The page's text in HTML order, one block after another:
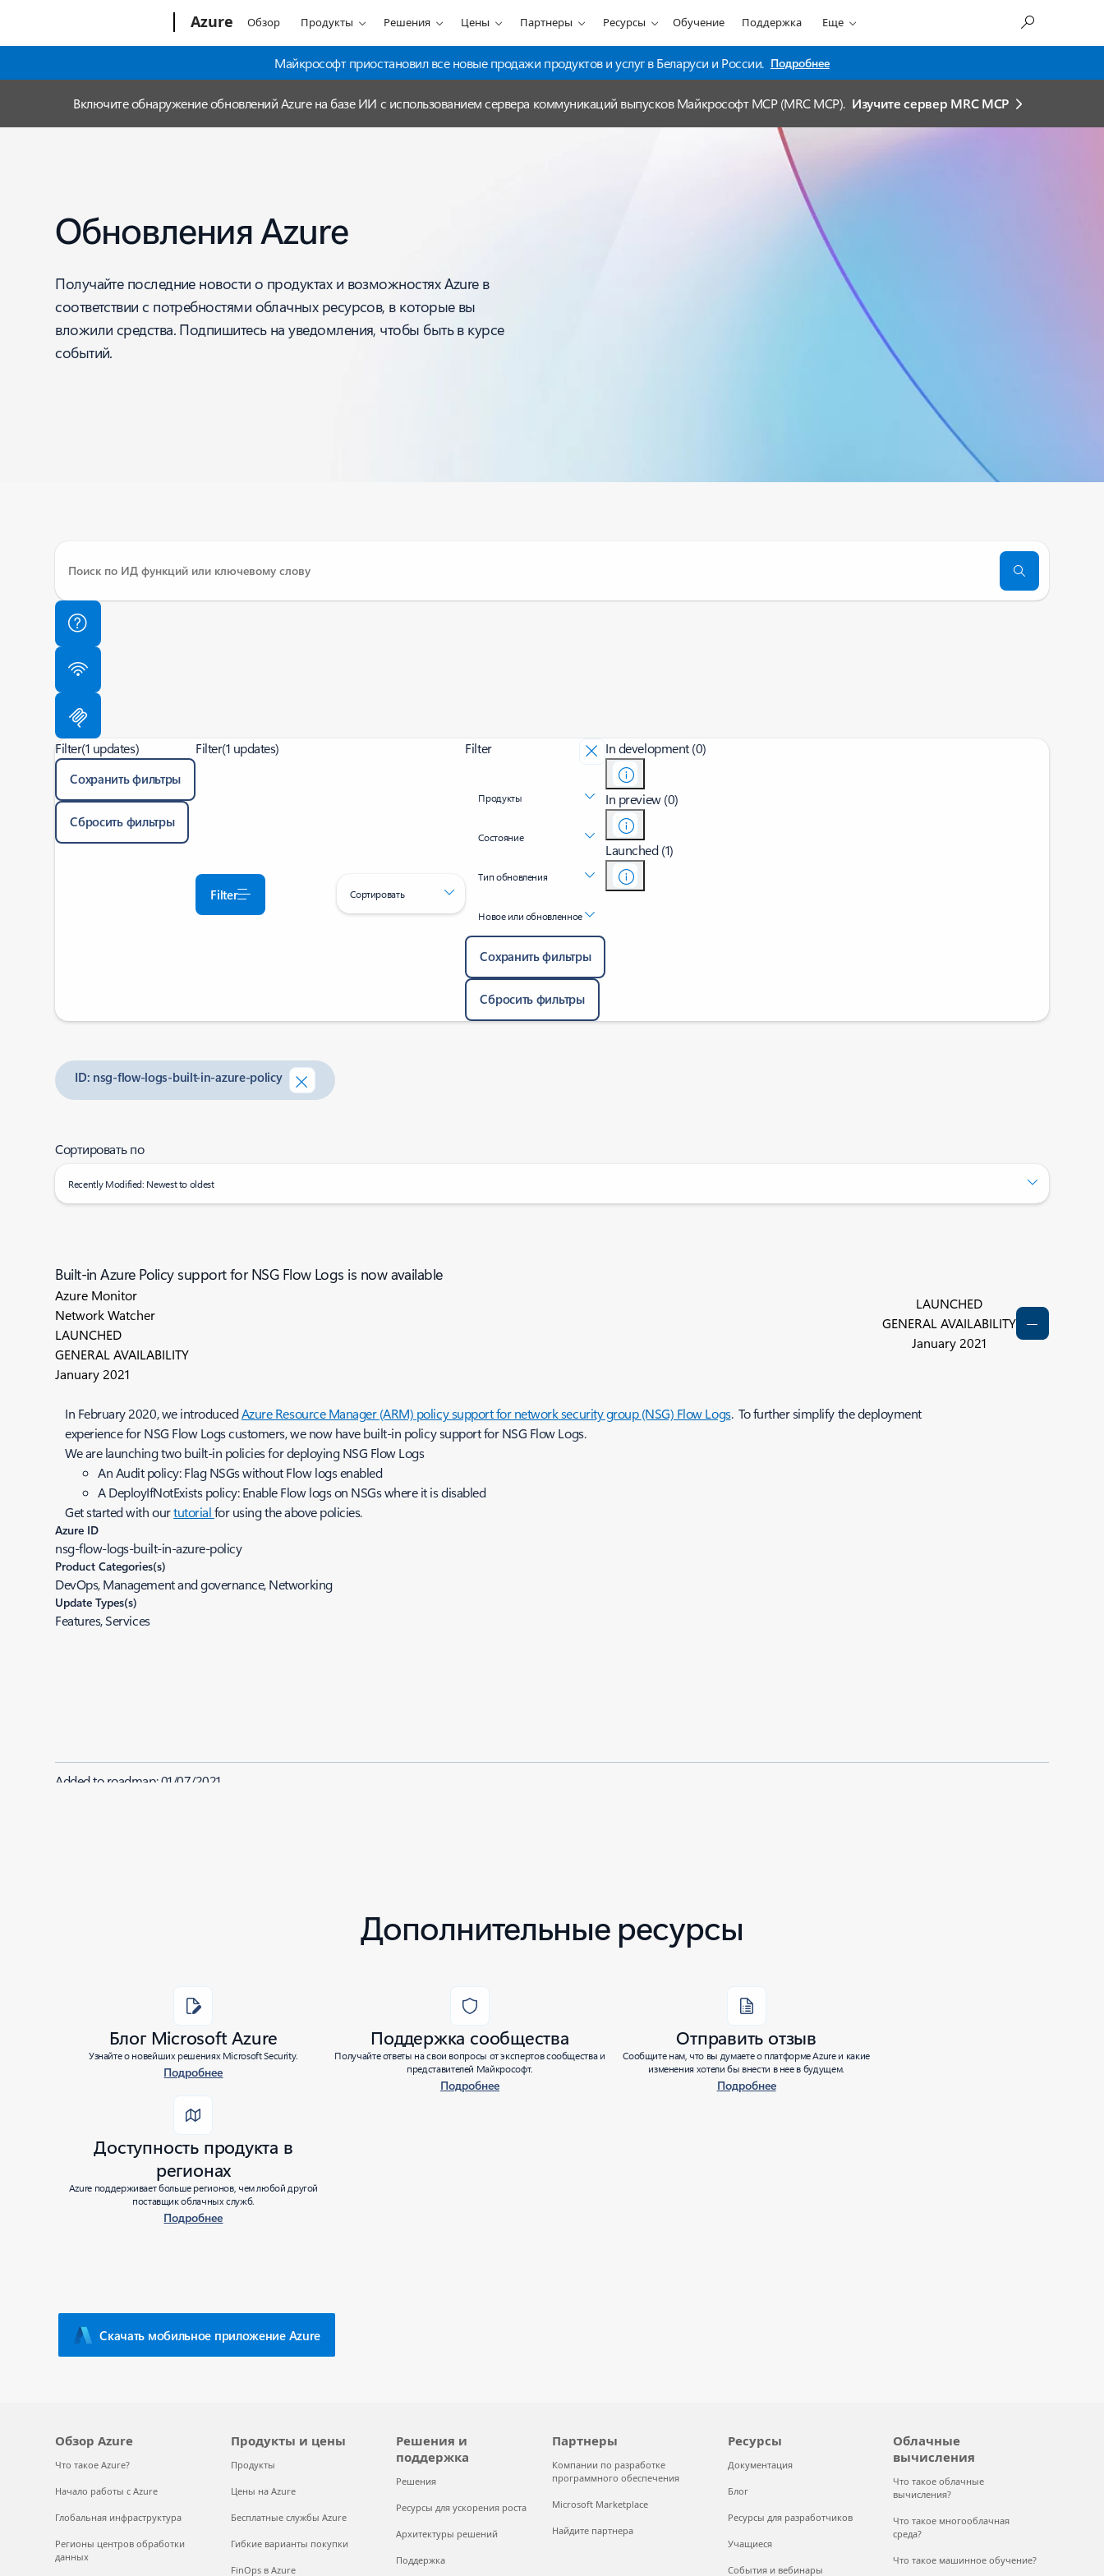
Azure Обзор Продукты Решения Цены Партнеры Ресурсы Обучение Поддержка Еще
Майкрософт приостановил все новые продажи продуктов и услуг в Беларуси и России. Подробнее
Включите обнаружение обновлений Azure на базе ИИ с использованием сервера коммуникаций выпусков Майкрософт MCP (MRC MCP). Изучите сервер MRC MCP
Обновления Azure
Получайте последние новости о продуктах и возможностях Azure в
соответствии с потребностями облачных ресурсов, в которые вы
вложили средства. Подпишитесь на уведомления, чтобы быть в курсе
событий.
Filter(1 updates)
Сохранить фильтры
Сбросить фильтры
Filter(1 updates)
Filter Сортировать
Filter
Продукты
Состояние
Тип обновления
Новое или обновленное
Сохранить фильтры
Сбросить фильтры
In development (0)
In preview (0)
Launched (1)
ID: nsg-flow-logs-built-in-azure-policy
Сортировать по
Recently Modified: Newest to oldest
Built-in Azure Policy support for NSG Flow Logs is now available
Azure Monitor
Network Watcher
LAUNCHED
GENERAL AVAILABILITY
January 2021
LAUNCHED
GENERAL AVAILABILITY
January 2021
In February 2020, we introducedAzure Resource Manager (ARM) policy support for network security group (NSG) Flow Logs. To further simplify the deployment
experience for NSG Flow Logs customers, we now have built-in policy support for NSG Flow Logs.
We are launching two built-in policies for deploying NSG Flow Logs
An Audit policy: Flag NSGs without Flow logs enabled
A DeployIfNotExists policy: Enable Flow logs on NSGs where it is disabled
Get started with ourtutorialfor using the above policies.
Azure ID
nsg-flow-logs-built-in-azure-policy
Product Categories(s)
DevOps, Management and governance, Networking
Update Types(s)
Features, Services
Added to roadmap:01/07/2021
Дополнительные ресурсы
Блог Microsoft Azure
Узнайте о новейших решениях Microsoft Security.
Подробнее
Поддержка сообщества
Получайте ответы на свои вопросы от экспертов сообщества и
представителей Майкрософт.
Подробнее
Отправить отзыв
Сообщите нам, что вы думаете о платформе Azure и какие
изменения хотели бы внести в нее в будущем.
Подробнее
Доступность продукта в
регионах
Azure поддерживает больше регионов, чем любой другой
поставщик облачных служб.
Подробнее
Скачать мобильное приложение Azure
Обзор Azure
Что такое Azure?
Начало работы с Azure
Глобальная инфраструктура
Регионы центров обработки
данных
Продукты и цены
Продукты
Цены на Azure
Бесплатные службы Azure
Гибкие варианты покупки
FinOps в Azure
Решения и
поддержка
Решения
Ресурсы для ускорения роста
Архитектуры решений
Поддержка
Партнеры
Компании по разработке
программного обеспечения
Microsoft Marketplace
Найдите партнера
Ресурсы
Документация
Блог
Ресурсы для разработчиков
Учащиеся
События и вебинары
Облачные
вычисления
Что такое облачные
вычисления?
Что такое многооблачная
среда?
Что такое машинное обучение?